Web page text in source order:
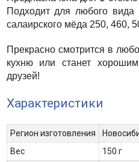
Подходит для любого
салаирского мёда 250, 460,
Прекрасно смотрится в
кухню или станет
друзей!
Характеристики
Регион изготовления
Вес
150 г